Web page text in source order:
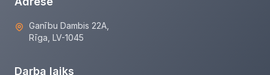
Ganību Dambis 22A,
Rīga, LV-1045
Darba laiks